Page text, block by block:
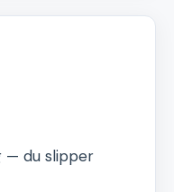
— du slipper